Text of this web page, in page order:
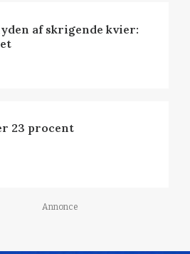
af skrigende kvier:
23 procent
Annonce